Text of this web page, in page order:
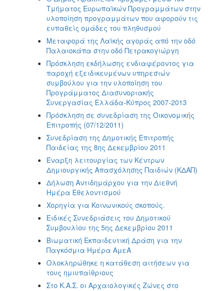
Τμήματος Ευρωπαϊκών Προγραμμάτων στην
υλοποίηση προγραμμάτων που αφορούν τις
ευπαθείς ομάδες του πληθυσμού
Μεταφορά της Λαϊκής αγοράς από την οδό
Παλαιοκάπα στην οδό Πετρακογιώργη
Πρόσκληση εκδήλωσης ενδιαφέροντος για
παροχή εξειδικευμένων υπηρεσιών
συμβούλου για την υλοποίηση του
Προγράμματος Διασυνοριακής
Συνεργασίας Ελλάδα-Κύπρος 2007-2013
Πρόσκληση σε συνεδρίαση της Οικονομικής
Επιτροπής (07/12/2011)
Συνεδρίαση της Δημοτικής Επιτροπής
Παιδείας της 8ης Δεκεμβρίου 2011
Έναρξη λειτουργίας των Κέντρων
Δημιουργικής Απασχόλησης Παιδιών (ΚΔΑΠ)
Δήλωση Αντιδημάρχου για την Διεθνή
Ημέρα Εθελοντισμού
Χορηγία για Κοινωνικούς σκοπούς.
Ειδικές Συνεδριάσεις του Δημοτικού
Συμβουλίου της 5ης Δεκεμβρίου 2011
Βιωματική Εκπαιδευτική Δράση για την
Παγκόσμια Ημέρα ΑμεΑ
Ολοκληρώθηκε η κατάθεση αιτήσεων για
τους ημιυπαίθριους
Στο Κ.Α.Σ. οι Αρχαιολογικές Ζώνες στο